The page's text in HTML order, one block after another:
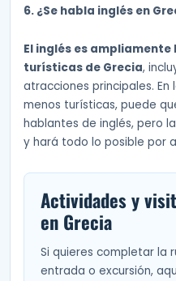
6. ¿Se habla inglés en
El inglés es
turísticas de Grecia,
atracciones principales. En
menos turísticas, puede
hablantes de inglés, pero
y hará todo lo posible por
Actividades y
en Grecia
Si quieres completar la
entrada o excursión,